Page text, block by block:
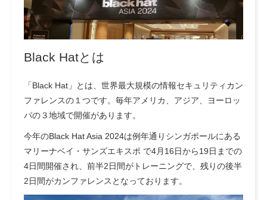
Black Hatとは
「Black Hat」とは、世界最大規模の情報セキュリティカン
ファレンスの１つです。毎年アメリカ、アジア、ヨーロッ
パの３地域で開催があります。
今年のBlack Hat Asia 2024は例年通りシンガポールにある
マリーナベイ・サンズエキスポ で4月16日から19日までの
4日間開催され、前半2日間がトレーニングで、残りの後半
2日間がカンファレンスとなっております。